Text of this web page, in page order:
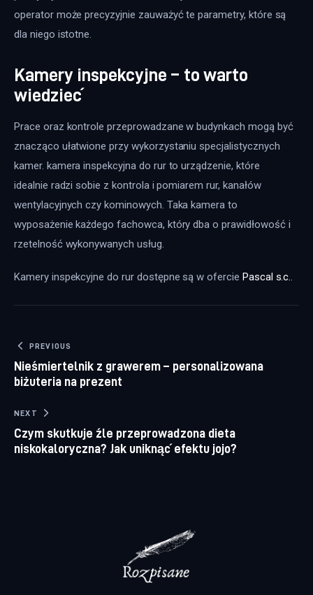
operator może precyzyjnie zauważyć te parametry, które są
dla niego istotne.
Kamery inspekcyjne – to warto
wiedzieć
Prace oraz kontrole przeprowadzane w budynkach mogą być
znacząco ułatwione przy wykorzystaniu specjalistycznych
kamer. kamera inspekcyjna do rur to urządzenie, które
idealnie radzi sobie z kontrola i pomiarem rur, kanałów
wentylacyjnych czy kominowych. Taka kamera to
wyposażenie każdego fachowca, który dba o prawidłowość i
rzetelność wykonywanych usług.
Kamery inspekcyjne do rur dostępne są w ofercie Pascal s.c..
Nawigacja wpisu
PREVIOUS
Nieśmiertelnik z grawerem – personalizowana
biżuteria na prezent
NEXT
Czym skutkuje źle przeprowadzona dieta
niskokaloryczna? Jak uniknąć efektu jojo?